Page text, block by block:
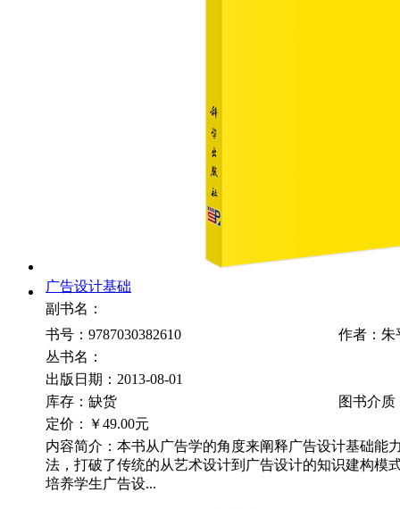
广告设计基础
副书名：
书号：9787030382610
作者：朱
丛书名：
出版日期：2013-08-01
库存：缺货
图书介质
定价：
￥49.00元
内容简介：本书从广告学的角度来阐释广告设计基础能
法，打破了传统的从艺术设计到广告设计的知识建构模
培养学生广告设...